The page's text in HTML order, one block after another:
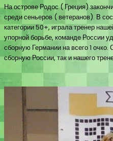
На острове Родос ( Греция)
среди сеньеров ( ветеранов). В
категории 50+, играла тренер
упорной борьбе, команде России
сборную Германии на всего 1
сборную России, так и нашего